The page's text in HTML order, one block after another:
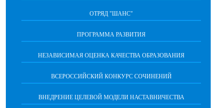
ОТРЯД "ШАНС"
ПРОГРАММА РАЗВИТИЯ
НЕЗАВИСИМАЯ ОЦЕНКА КАЧЕСТВА ОБРАЗОВАНИЯ
ВСЕРОССИЙСКИЙ КОНКУРС СОЧИНЕНИЙ
ВНЕДРЕНИЕ ЦЕЛЕВОЙ МОДЕЛИ НАСТАВНИЧЕСТВА